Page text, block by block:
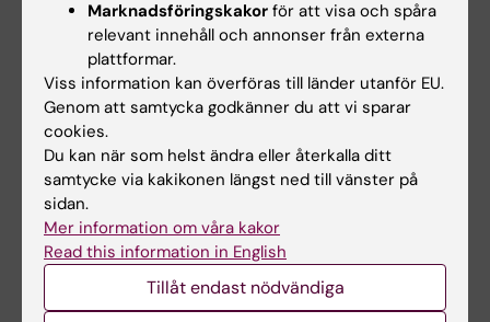
Betygsskala: AF
Projektplanen ska innehålla bakgrund, målet med studien
och vilken metod som används.
Vid halvtidskontrollen skickar studenten in en
kortare sammanfattning av hur långt projektet
framskridit, samt plan för resterande 30 hp av
kursen.
Projektarbete, 30.0 hp
Marknadsföringskakor för att visa och spåra
relevant innehåll och annonser från externa
plattformar.
Viss information kan överföras till länder utanför EU.
Genom att samtycka godkänner du att vi sparar
cookies.
Du kan när som helst ändra eller återkalla ditt
samtycke via kakikonen längst ned till vänster på
sidan.
Mer information om våra kakor
Read this information in English
Tillåt endast nödvändiga